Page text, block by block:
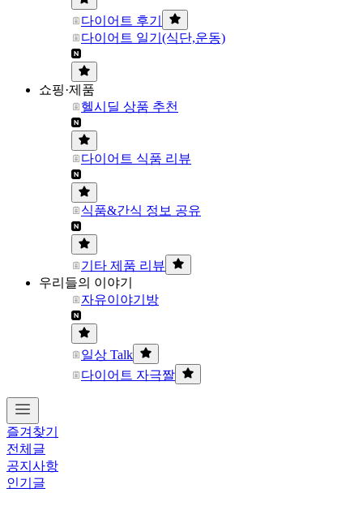
다이어트 후기
다이어트 일기(식단,운동)
쇼핑·제품
헬시딜 상품 추천
다이어트 식품 리뷰
식품&간식 정보 공유
기타 제품 리뷰
우리들의 이야기
자유이야기방
일상 Talk
다이어트 자극짤
즐겨찾기
전체글
공지사항
인기글